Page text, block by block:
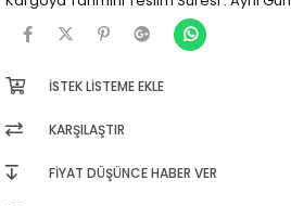
İSTEK LISTEME EKLE
KARŞILAŞTIR
FIYAT DÜŞÜNCE HABER VER